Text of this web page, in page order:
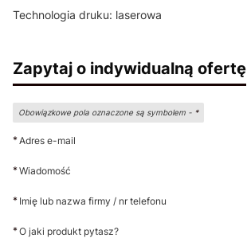
Technologia druku: laserowa
Zapytaj o indywidualną ofertę
Obowiązkowe pola oznaczone są symbolem - *
*Adres e-mail
*Wiadomość
* Imię lub nazwa firmy / nr telefonu
*O jaki produkt pytasz?